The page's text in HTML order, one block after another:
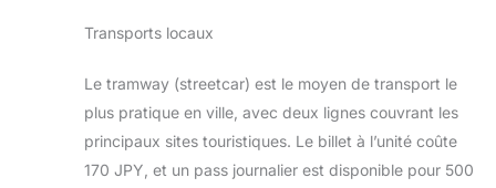
Transports locaux
Le tramway (streetcar) est le moyen de transport le
plus pratique en ville, avec deux lignes couvrant les
principaux sites touristiques. Le billet à l’unité coûte
170 JPY, et un pass journalier est disponible pour 500